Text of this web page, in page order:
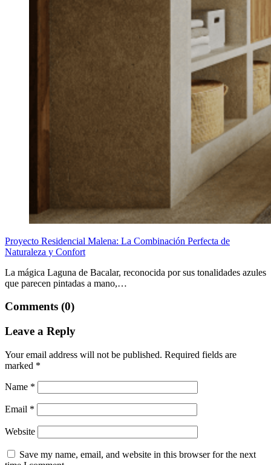
Proyecto Residencial Malena: La Combinación Perfecta de
Naturaleza y Confort
La mágica Laguna de Bacalar, reconocida por sus tonalidades azules
que parecen pintadas a mano,…
Comments (0)
Leave a Reply
Your email address will not be published. Required fields are
marked *
Name *
Email *
Website
Save my name, email, and website in this browser for the next